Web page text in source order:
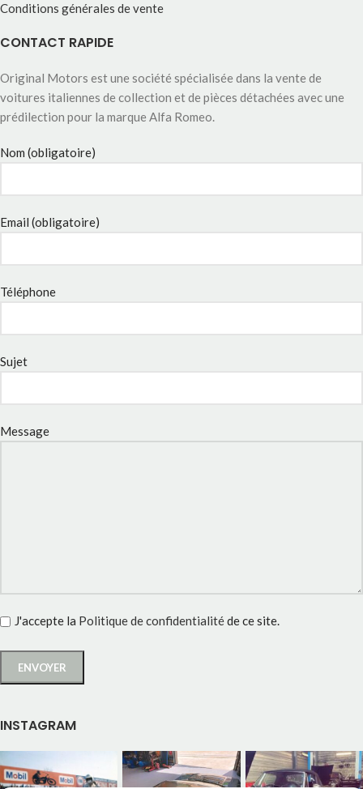
Conditions générales de vente
CONTACT RAPIDE
Original Motors est une société spécialisée dans la vente de
voitures italiennes de collection et de pièces détachées avec une
prédilection pour la marque Alfa Romeo.
Nom (obligatoire)
Email (obligatoire)
Téléphone
Sujet
Message
J'accepte la Politique de confidentialitéde ce site.
INSTAGRAM